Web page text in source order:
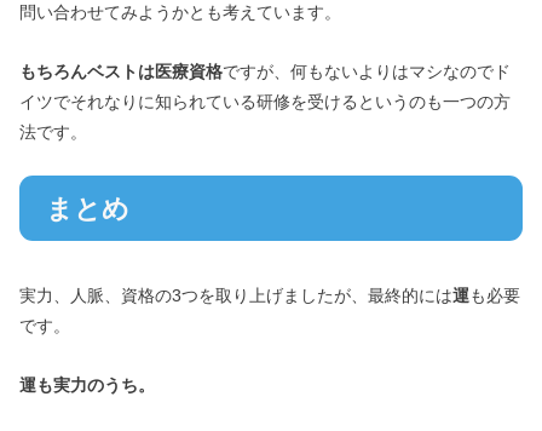
問い合わせてみようかとも考えています。
もちろんベストは医療資格ですが、何もないよりはマシなのでド
イツでそれなりに知られている研修を受けるというのも一つの方
法です。
まとめ
実力、人脈、資格の3つを取り上げましたが、最終的には運も必要
です。
運も実力のうち。